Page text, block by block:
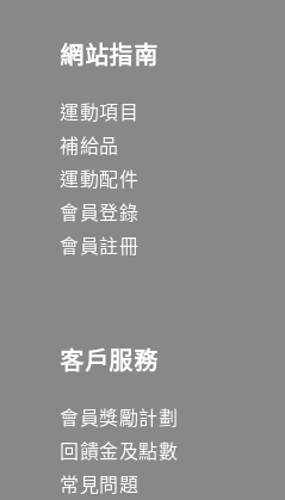
網站指南
運動項目
補給品
運動配件
會員登錄
會員註冊
客戶服務
會員獎勵計劃
回饋金及點數
常見問題